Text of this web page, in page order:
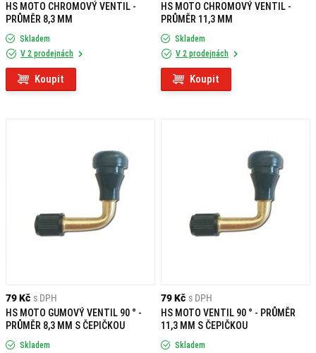
HS MOTO CHROMOVÝ VENTIL -
PRŮMĚR 8,3 MM
Skladem
V 2 prodejnách
Koupit
HS MOTO CHROMOVÝ VENTIL -
PRŮMĚR 11,3 MM
Skladem
V 2 prodejnách
Koupit
79 Kč s DPH
HS MOTO GUMOVÝ VENTIL 90 ° -
PRŮMĚR 8,3 MM S ČEPIČKOU
Skladem
79 Kč s DPH
HS MOTO VENTIL 90 ° - PRŮMĚR
11,3 MM S ČEPIČKOU
Skladem